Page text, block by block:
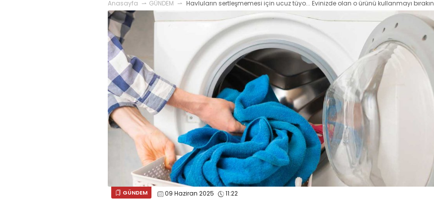
Anasayfa GÜNDEM Havluların sertleşmemesi için ucuz tüyo... Evinizde olan o ürünü kullanmayı bırakın
GÜNDEM 09 Haziran 2025 11:22